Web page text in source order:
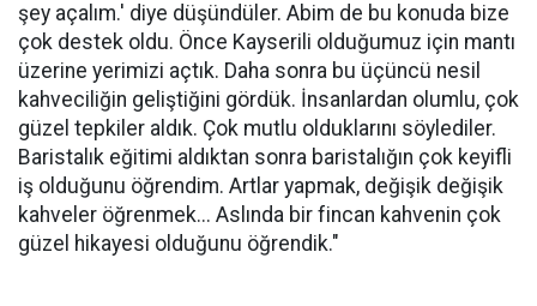
şey açalım.' diye düşündüler. Abim de bu konuda bize
çok destek oldu. Önce Kayserili olduğumuz için mantı
üzerine yerimizi açtık. Daha sonra bu üçüncü nesil
kahveciliğin geliştiğini gördük. İnsanlardan olumlu, çok
güzel tepkiler aldık. Çok mutlu olduklarını söylediler.
Baristalık eğitimi aldıktan sonra baristalığın çok keyifli
iş olduğunu öğrendim. Artlar yapmak, değişik değişik
kahveler öğrenmek... Aslında bir fincan kahvenin çok
güzel hikayesi olduğunu öğrendik."